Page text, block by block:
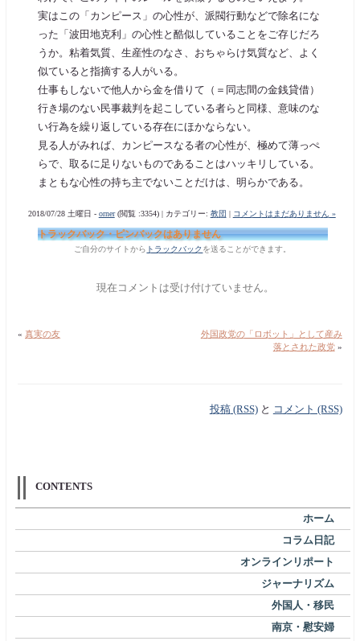
実はこの「カンピース」の心性が、派閥行動などで除名にな
った「波田地克利」の心性と酷似していることをご存じだろ
うか。粘着気質、生産性のなさ、おちゃらけ気質など、よく
似ていると指摘する人がいる。
仕事もしないで他人から金を借りて（＝同志間の金銭貸借）
行き場のない民事裁判を起こしている者らと同様、意味のな
い行為を繰り返している存在にほかならない。
見る人がみれば、カンピースなる者の心性が、極めて薄っぺ
らで、取るに足りないものであることはハッキリしている。
まともな心性の持ち主でないことだけは、明らかである。
2018/07/28 土曜日 - orner(閲覧 :3354) | カテゴリー: 教団 コメントはまだありません »
トラックバック・ピンバックはありません
ご自分のサイトから トラックバック を送ることができます。
現在コメントは受け付けていません。
«真実の友
外国政党の「ロボット」として産み
落とされた政党»
投稿 (RSS)と コメント (RSS)
CONTENTS
ホーム
コラム日記
オンラインリポート
ジャーナリズム
外国人・移民
南京・慰安婦